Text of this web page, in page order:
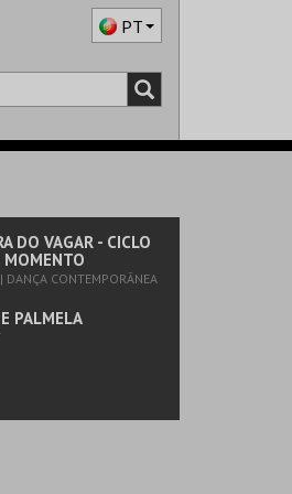
PT
DO VAGAR - CICLO
DANÇA CONTEMPORÂNEA
PALMELA